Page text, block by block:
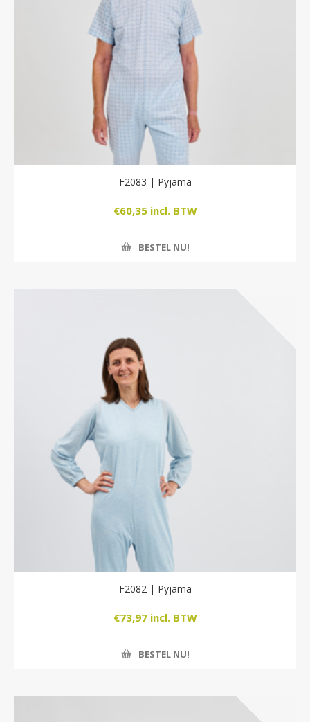
F2083 | Pyjama
€60,35 incl. BTW
BESTEL NU!
F2082 | Pyjama
€73,97 incl. BTW
BESTEL NU!